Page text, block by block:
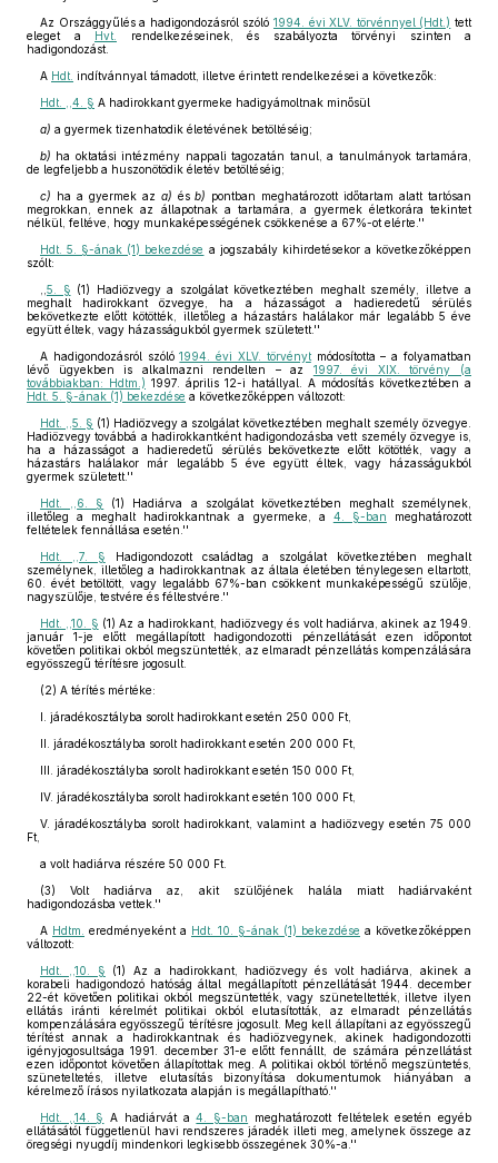
Az Országgyűlés a hadigondozásról szóló 1994. évi XLV. törvénnyel (Hdt.) tett
eleget a Hvt.
rendelkezéseinek, és szabályozta törvényi szinten a
hadigondozást.
A Hdt. indítvánnyal támadott, illetve érintett rendelkezései a következők:
Hdt. ,,4. § A hadirokkant gyermeke hadigyámoltnak minősül
a) a gyermek tizenhatodik életévének betöltéséig;
b) ha oktatási intézmény nappali tagozatán tanul, a tanulmányok tartamára,
de legfeljebb a huszonötödik életév betöltéséig;
c) ha a gyermek az a) ésb) pontban meghatározott időtartam alatt tartósan
megrokkan, ennek az állapotnak a tartamára, a gyermek életkorára tekintet
nélkül, feltéve, hogy munkaképességének csökkenése a 67%-ot elérte.''
Hdt. 5. §-ának (1) bekezdése a jogszabály kihirdetésekor a következőképpen
szólt:
5. § (1) Hadiözvegy a szolgálat következtében meghalt személy, illetve a
meghalt hadirokkant özvegye, ha a házasságot a hadieredetű sérülés
bekövetkezte előtt kötötték, illetőleg a házastárs halálakor már legalább 5 éve
együtt éltek, vagy házasságukból gyermek született.''
A hadigondozásról szóló1994. évi XLV. törvénytmódosította – a folyamatban
lévő ügyekben is alkalmazni rendelten – az 1997. évi XIX. törvény (a
továbbiakban: Hdtm.) 1997. április 12-i hatállyal. A módosítás következtében a
Hdt. 5. §-ának (1) bekezdése a következőképpen változott:
Hdt. ,,5. § (1) Hadiözvegy a szolgálat következtében meghalt személy özvegye.
Hadiözvegy továbbá a hadirokkantként hadigondozásba vett személy özvegye is,
ha a házasságot a hadieredetű sérülés bekövetkezte előtt kötötték, vagy a
házastárs halálakor már legalább 5 éve együtt éltek, vagy házasságukból
gyermek született.''
Hdt. ,,6. §
(1) Hadiárva a szolgálat következtében meghalt személynek,
illetőleg a meghalt hadirokkantnak a gyermeke, a 4. §-ban meghatározott
feltételek fennállása esetén.''
Hdt. ,,7. § Hadigondozott családtag a szolgálat következtében meghalt
személynek, illetőleg a hadirokkantnak az általa életében ténylegesen eltartott,
60. évét betöltött, vagy legalább 67%-ban csökkent munkaképességű szülője,
nagyszülője, testvére és féltestvére.''
Hdt. ,,10. § (1) Az a hadirokkant, hadiözvegy és volt hadiárva, akinek az 1949.
január 1-je előtt megállapított hadigondozotti pénzellátását ezen időpontot
követően politikai okból megszüntették, az elmaradt pénzellátás kompenzálására
egyösszegű térítésre jogosult.
(2) A térítés mértéke:
I. járadékosztályba sorolt hadirokkant esetén 250 000 Ft,
II. járadékosztályba sorolt hadirokkant esetén 200 000 Ft,
III. járadékosztályba sorolt hadirokkant esetén 150 000 Ft,
IV. járadékosztályba sorolt hadirokkant esetén 100 000 Ft,
V. járadékosztályba sorolt hadirokkant, valamint a hadiözvegy esetén 75 000
Ft,
a volt hadiárva részére 50 000 Ft.
(3) Volt hadiárva az, akit szülőjének halála miatt hadiárvaként
hadigondozásba vettek.''
A Hdtm. eredményeként a Hdt. 10. §-ának (1) bekezdése a következőképpen
változott:
Hdt. ,,10. § (1) Az a hadirokkant, hadiözvegy és volt hadiárva, akinek a
korabeli hadigondozó hatóság által megállapított pénzellátását 1944. december
22-ét követően politikai okból megszüntették, vagy szüneteltették, illetve ilyen
ellátás iránti kérelmét politikai okból elutasították, az elmaradt pénzellátás
kompenzálására egyösszegű térítésre jogosult. Meg kell állapítani az egyösszegű
térítést annak a hadirokkantnak és hadiözvegynek, akinek hadigondozotti
igényjogosultsága 1991. december 31-e előtt fennállt, de számára pénzellátást
ezen időpontot követően állapítottak meg. A politikai okból történő megszüntetés,
szüneteltetés, illetve elutasítás bizonyítása dokumentumok hiányában a
kérelmező írásos nyilatkozata alapján is megállapítható.''
Hdt. ,,14. § A hadiárvát a4. §-ban meghatározott feltételek esetén egyéb
ellátásától függetlenül havi rendszeres járadék illeti meg, amelynek összege az
öregségi nyugdíj mindenkori legkisebb összegének 30%-a.''